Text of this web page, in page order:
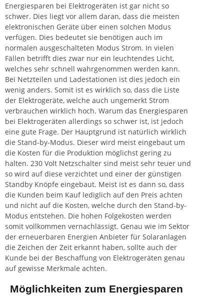
Energiesparen bei Elektrogeräten ist gar nicht so
schwer. Dies liegt vor allem daran, dass die meisten
elektronischen Geräte über einen solchen Modus
verfügen. Dies bedeutet sie benötigen auch im
normalen ausgeschalteten Modus Strom. In vielen
Fällen betrifft dies zwar nur ein leuchtendes Licht,
welches sehr schnell wahrgenommen werden kann.
Bei Netzteilen und Ladestationen ist dies jedoch ein
wenig anders. Somit ist es wirklich so, dass die Liste
der Elektrogeräte, welche auch ungemerkt Strom
verbrauchen wirklich hoch. Warum das Energiesparen
bei Elektrogeräten allerdings so schwer ist, ist jedoch
eine gute Frage. Der Hauptgrund ist natürlich wirklich
die Stand-by-Modus. Dieser wird meist eingebaut um
die Kosten für die Produktion möglichst gering zu
halten. 230 Volt Netzschalter sind meist sehr teuer und
so wird auf diese verzichtet und einer der günstigen
Standby Knöpfe eingebaut. Meist ist es dann so, dass
die Kunden beim Kauf lediglich auf den Preis achten
und nicht auf die Kosten, welche durch den Stand-by-
Modus entstehen. Die hohen Folgekosten werden
somit vollkommen vernachlässigt. Genau wie im Sektor
der erneuerbaren Energien Anbieter für Solaranlagen
die Zeichen der Zeit erkannt haben, sollte auch der
Kunde bei der Beschaffung von Elektrogeräten genau
auf gewisse Merkmale achten.
Möglichkeiten zum Energiesparen